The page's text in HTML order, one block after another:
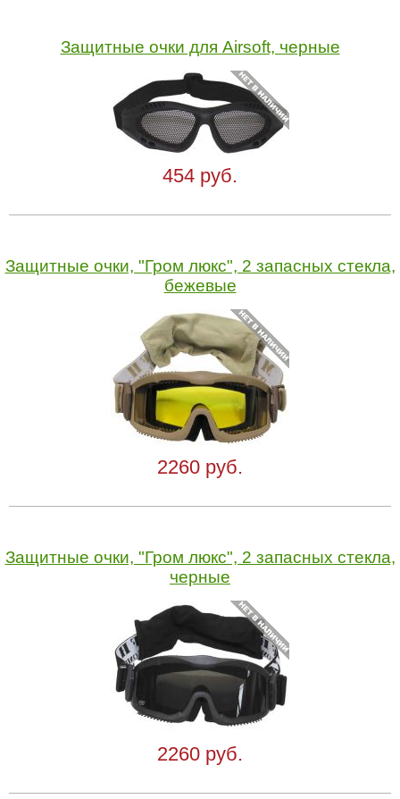
Защитные очки для Airsoft, черные
454 руб.
Защитные очки, "Гром люкс", 2 запасных стекла,
бежевые
2260 руб.
Защитные очки, "Гром люкс", 2 запасных стекла,
черные
2260 руб.